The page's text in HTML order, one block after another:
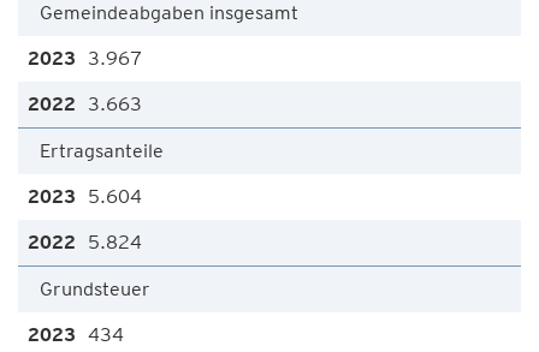
Gemeindeabgaben insgesamt
3.967
3.663
Ertragsanteile
5.604
5.824
Grundsteuer
434